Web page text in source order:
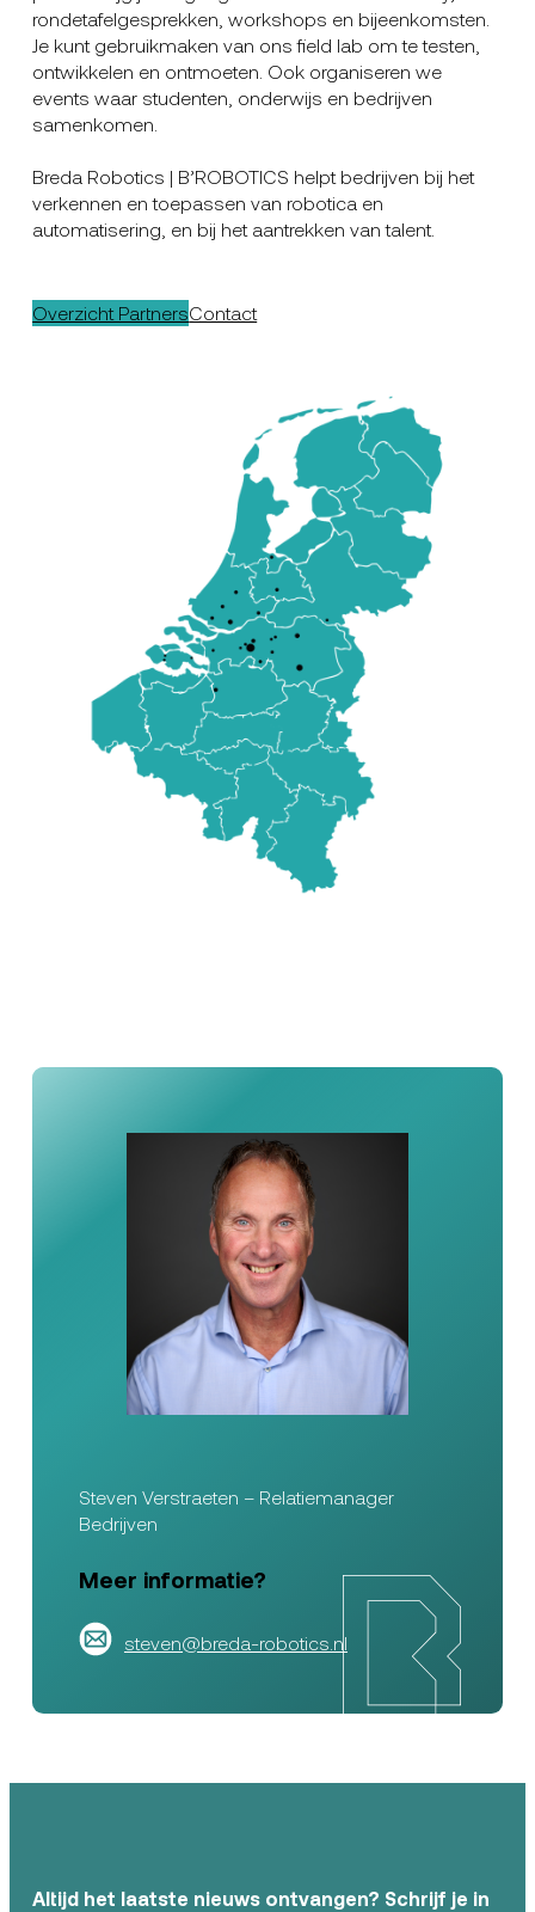
rondetafelgesprekken, workshops en bijeenkomsten.
Je kunt gebruikmaken van ons field lab om te testen,
ontwikkelen en ontmoeten. Ook organiseren we
events waar studenten, onderwijs en bedrijven
samenkomen.
Breda Robotics | B’ROBOTICS helpt bedrijven bij het
verkennen en toepassen van robotica en
automatisering, en bij het aantrekken van talent.
Overzicht PartnersContact
Steven Verstraeten – Relatiemanager
Bedrijven
Meer informatie?
steven@breda-robotics.nl
Altijd het laatste nieuws ontvangen? Schrijf je in